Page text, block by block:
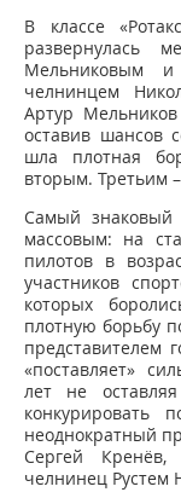
В классе
развернулась
Мельниковым
челнинцем
Артур
оставив шансов
шла плотная
вторым. Третьим
Самый
массовым: на
пилотов в
участников
которых
плотную борьбу
представителем
«поставляет»
лет не
конкурировать
неоднократный
Сергей
челнинец Рустем